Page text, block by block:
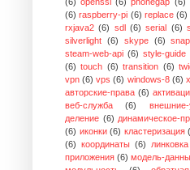
(6) raspberry-pi (6) replace (6)
rxjava2 (6) sdl (6) serial (6)
silverlight (6) skype (6)
steam-web-api (6) style-guide
(6) touch (6) transition (6)
vpn (6) vps (6) windows-8 (6)
авторские-права (6)
веб-служба
(6) внешние-
деление (6) динамическое-
(6) иконки (6) кластеризация
(6) координаты (6) линковка
приложения (6) модель-